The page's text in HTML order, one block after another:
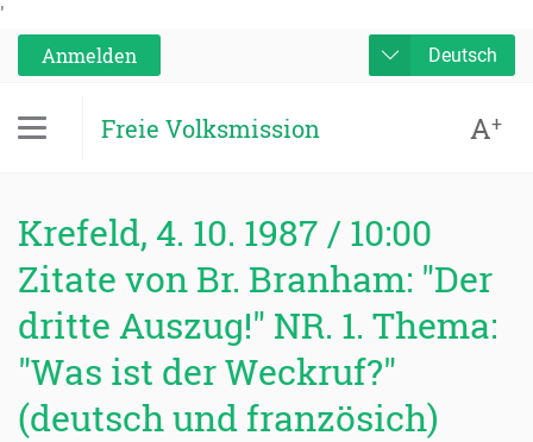
'
Anmelden
Deutsch
Freie Volksmission A+
Krefeld, 4. 10. 1987 / 10:00
Zitate von Br. Branham: "Der
dritte Auszug!" NR. 1. Thema:
"Was ist der Weckruf?"
(deutsch und französich)